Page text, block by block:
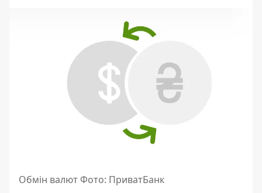
Обмін валют Фото: ПриватБанк